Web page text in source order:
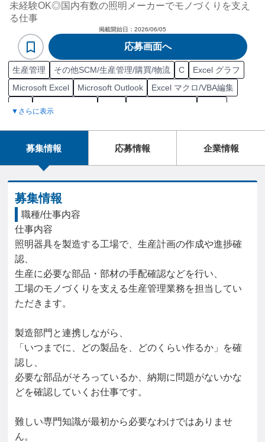
未経験OK◎国内有数の照明メーカーでモノづくりを支え
る仕事
掲載開始日： 2026/06/05
応募画面へ
生産管理 その他SCM/生産管理/購買/物流 C
Excel グラフ
Microsoft Excel
Microsoft Outlook
Excel マクロ/VBA編集
外注管理
人員管理
発注管理
進捗管理
▼さらに表示
募集情報 応募情報 企業情報
募集情報
職種/仕事内容
仕事内容
照明器具を製造する工場で、生産計画の作成や進捗確
認、
生産に必要な部品・部材の手配確認などを行い、
工場のモノづくりを支える生産管理業務を担当してい
ただきます。
製造部門と連携しながら、
「いつまでに、どの製品を、どのくらい作るか」を確
認し、
必要な部品がそろっているか、納期に問題がないかな
どを確認していくお仕事です。
難しい専門知識が最初から必要なわけではありませ
ん。